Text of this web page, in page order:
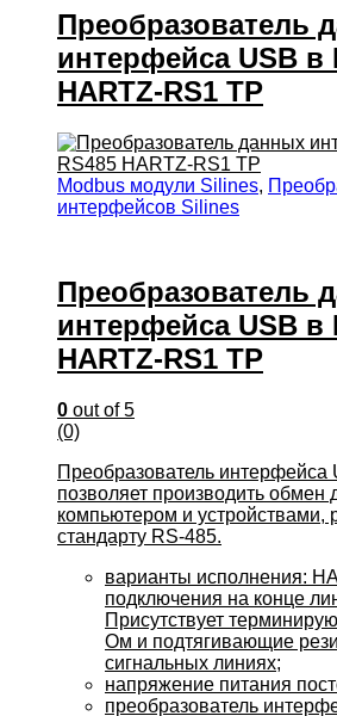
Преобразователь
интерфейса USB в
HARTZ-RS1 TP
Modbus модули Silines,
интерфейсов Silines
Преобразователь
интерфейса USB в
HARTZ-RS1 TP
0 out of 5
(0)
Преобразователь интерфейса
позволяет производить
компьютером и
стандарту RS-485.
варианты исполнения:
подключения на конце
Присутствует
Ом и подтягивающие
сигнальных линиях;
напряжение питания
преобразователь